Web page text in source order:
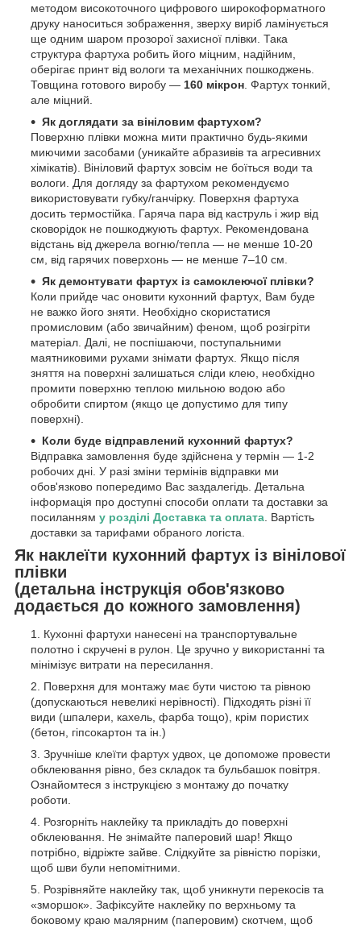
методом високоточного цифрового широкоформатного
друку наноситься зображення, зверху виріб ламінується
ще одним шаром прозорої захисної плівки. Така
структура фартуха робить його міцним, надійним,
оберігає принт від вологи та механічних пошкоджень.
Товщина готового виробу — 160 мікрон . Фартух тонкий,
але міцний.
Як доглядати за вініловим фартухом?
Поверхню плівки можна мити практично будь-якими
миючими засобами (уникайте абразивів та агресивних
хімікатів). Вініловий фартух зовсім не боїться води та
вологи. Для догляду за фартухом рекомендуємо
використовувати губку/ганчірку. Поверхня фартуха
досить термостійка. Гаряча пара від каструль і жир від
сковорідок не пошкоджують фартух. Рекомендована
відстань від джерела вогню/тепла — не менше 10-20
см, від гарячих поверхонь — не менше 7–10 см.
Як демонтувати фартух із самоклеючої плівки?
Коли прийде час оновити кухонний фартух, Вам буде
не важко його зняти. Необхідно скористатися
промисловим (або звичайним) феном, щоб розігріти
матеріал. Далі, не поспішаючи, поступальними
маятниковими рухами знімати фартух. Якщо після
зняття на поверхні залишаться сліди клею, необхідно
промити поверхню теплою мильною водою або
обробити спиртом (якщо це допустимо для типу
поверхні).
Коли буде відправлений кухонний фартух?
Відправка замовлення буде здійснена у термін — 1-2
робочих дні. У разі зміни термінів відправки ми
обов'язково попередимо Вас заздалегідь. Детальна
інформація про доступні способи оплати та доставки за
посиланням у розділі Доставка та оплата . Вартість
доставки за тарифами обраного логіста.
Як наклеїти кухонний фартух із вінілової
плівки
(детальна інструкція обов'язково
додається до кожного замовлення)
Кухонні фартухи нанесені на транспортувальне
полотно і скручені в рулон. Це зручно у використанні та
мінімізує витрати на пересилання.
Поверхня для монтажу має бути чистою та рівною
(допускаються невеликі нерівності). Підходять різні її
види (шпалери, кахель, фарба тощо), крім пористих
(бетон, гіпсокартон та ін.)
Зручніше клеїти фартух удвох, це допоможе провести
обклеювання рівно, без складок та бульбашок повітря.
Ознайомтеся з інструкцією з монтажу до початку
роботи.
Розгорніть наклейку та прикладіть до поверхні
обклеювання. Не знімайте паперовий шар! Якщо
потрібно, відріжте зайве. Слідкуйте за рівністю порізки,
щоб шви були непомітними.
Розрівняйте наклейку так, щоб уникнути перекосів та
«зморшок». Зафіксуйте наклейку по верхньому та
боковому краю малярним (паперовим) скотчем, щоб